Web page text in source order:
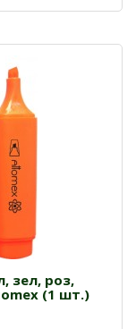
зел, роз,
(1 шт.)